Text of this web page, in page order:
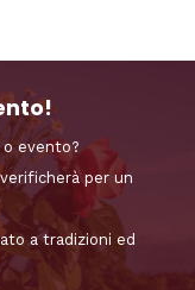
evento?
per un
a tradizioni ed